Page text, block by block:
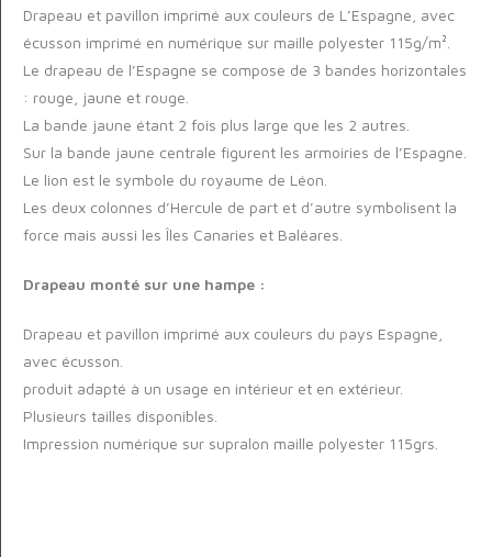
Drapeau et pavillon imprimé aux couleurs de L’Espagne, avec
écusson imprimé en numérique sur maille polyester 115g/m².
Le drapeau de l’Espagne se compose de 3 bandes horizontales
: rouge, jaune et rouge.
La bande jaune étant 2 fois plus large que les 2 autres.
Sur la bande jaune centrale figurent les armoiries de l’Espagne.
Le lion est le symbole du royaume de Léon.
Les deux colonnes d’Hercule de part et d’autre symbolisent la
force mais aussi les Îles Canaries et Baléares.
Drapeau monté sur une hampe :
Drapeau et pavillon imprimé aux couleurs du pays Espagne,
avec écusson.
produit adapté à un usage en intérieur et en extérieur.
Plusieurs tailles disponibles.
Impression numérique sur supralon maille polyester 115grs.